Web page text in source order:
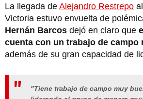
La llegada de Alejandro Restrepo
Victoria estuvo envuelta de
Hernán Barcos dejó en claro que
cuenta con un trabajo de campo
además de su gran capacidad de
"Tiene trabajo de campo muy